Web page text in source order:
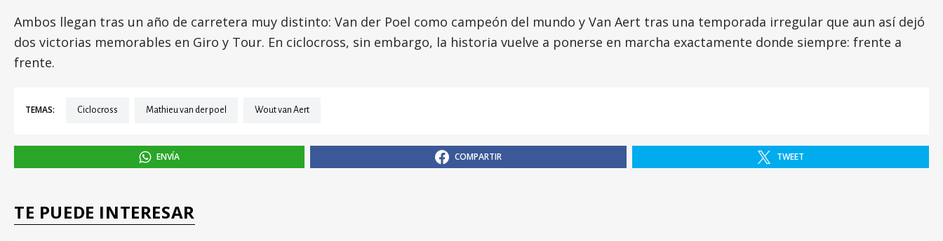
Ambos llegan tras un año de carretera muy distinto: Van der Poel como campeón del mundo y Van Aert tras una temporada irregular que aun así dejó
dos victorias memorables en Giro y Tour. En ciclocross, sin embargo, la historia vuelve a ponerse en marcha exactamente donde siempre: frente a
frente.
TEMAS: ciclocross Mathieu van der poel Wout van Aert
ENVÍA COMPARTIR TWEET
TE PUEDE INTERESAR